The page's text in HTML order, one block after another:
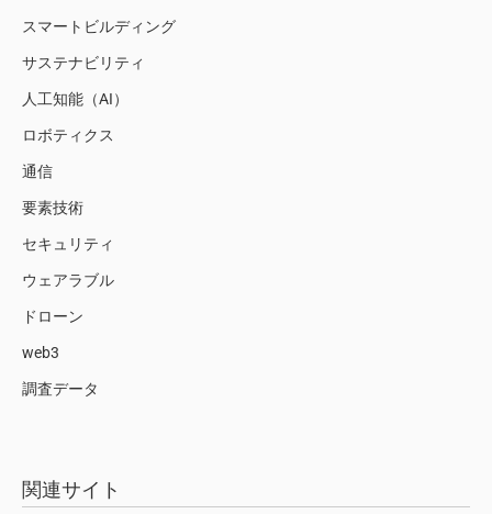
スマートビルディング
サステナビリティ
人工知能（AI）
ロボティクス
通信
要素技術
セキュリティ
ウェアラブル
ドローン
web3
調査データ
関連サイト